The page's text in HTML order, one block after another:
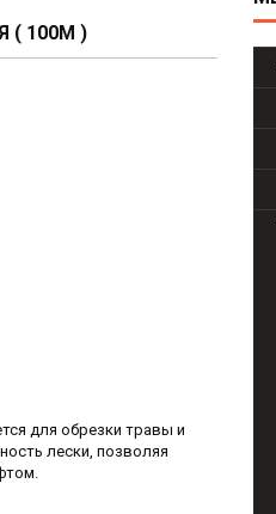
( 100М )
для обрезки травы и
лески, позволяя